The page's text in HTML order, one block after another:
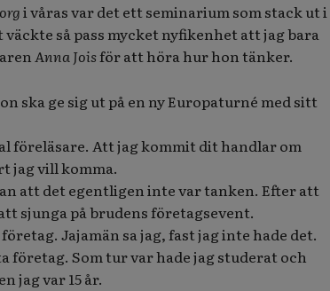
i våras var det ett seminarium som stack ut i
så pass mycket nyfikenhet att jag bara
Anna Joisför att höra hur hon tänker.
ska ge sig ut på en ny Europaturné med sitt
föreläsare. Att jag kommit dit handlar om
jag vill komma.
att det egentligen inte var tanken. Efter att
sjunga på brudens företagsevent.
Jajamän sa jag, fast jag inte hade det.
företag. Som tur var hade jag studerat och
jag var 15 år.